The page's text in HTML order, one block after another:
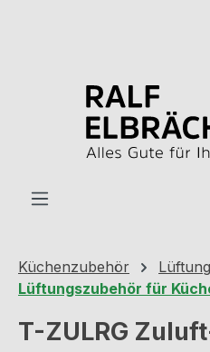
Küchenzubehör
Lüftungszubehör für
T-ZULRG